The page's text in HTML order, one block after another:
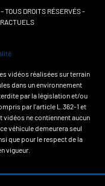
TOUS DROITS RÉSERVÉS -
vidéos réalisées sur terrain
dans un environnement
par la législation et/ou
par l'article L.362-1 et
vidéos ne contiennent aucun
véhicule demeurera seul
que pour le respect de la
vigueur.